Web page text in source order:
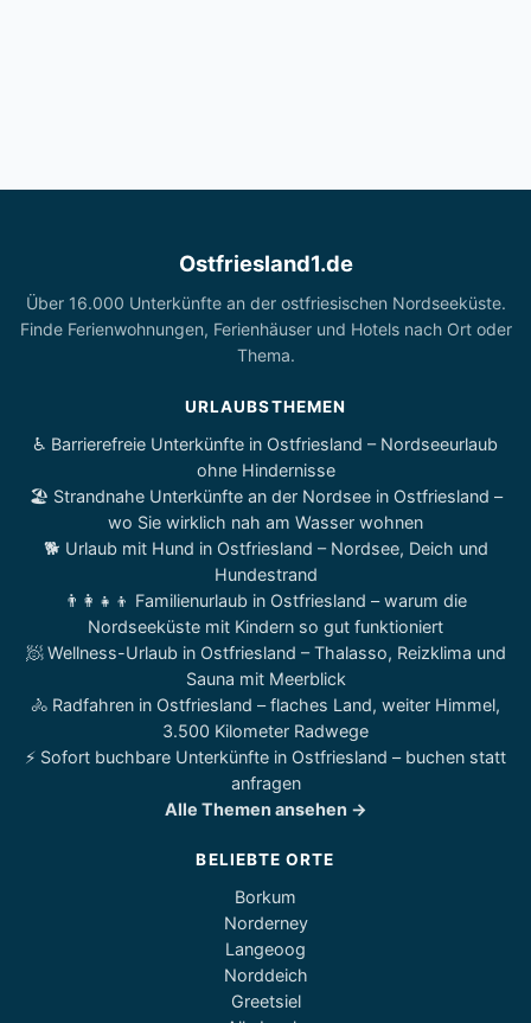
Ostfriesland1.de
Über 16.000 Unterkünfte an der ostfriesischen Nordseeküste.
Finde Ferienwohnungen, Ferienhäuser und Hotels nach Ort oder
Thema.
URLAUBSTHEMEN
♿ Barrierefreie Unterkünfte in Ostfriesland – Nordseeurlaub
ohne Hindernisse
🏖️ Strandnahe Unterkünfte an der Nordsee in Ostfriesland –
wo Sie wirklich nah am Wasser wohnen
🐕 Urlaub mit Hund in Ostfriesland – Nordsee, Deich und
Hundestrand
👨‍👩‍👧‍👦 Familienurlaub in Ostfriesland – warum die
Nordseeküste mit Kindern so gut funktioniert
🧖 Wellness-Urlaub in Ostfriesland – Thalasso, Reizklima und
Sauna mit Meerblick
🚴 Radfahren in Ostfriesland – flaches Land, weiter Himmel,
3.500 Kilometer Radwege
⚡ Sofort buchbare Unterkünfte in Ostfriesland – buchen statt
anfragen
Alle Themen ansehen →
BELIEBTE ORTE
Borkum
Norderney
Langeoog
Norddeich
Greetsiel